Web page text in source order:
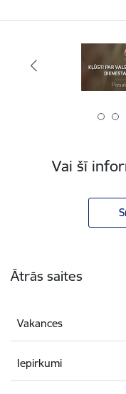
Vai šī
Ātrās saites
Vakances
Iepirkumi